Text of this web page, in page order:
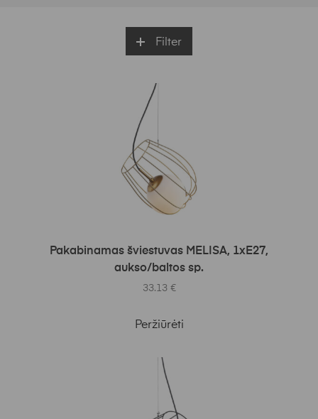
Filter
Į KREPŠELĮ
Pakabinamas šviestuvas MELISA, 1xE27,
aukso/baltos sp.
33.13 €
Peržiūrėti